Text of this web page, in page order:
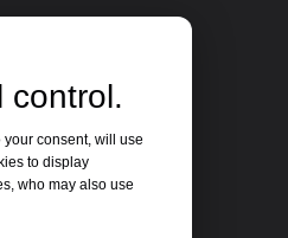
de espuma de PVC
de PVC
control.
consent, will use
to display
who may also use